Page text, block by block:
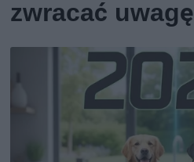
zwracać uwagę